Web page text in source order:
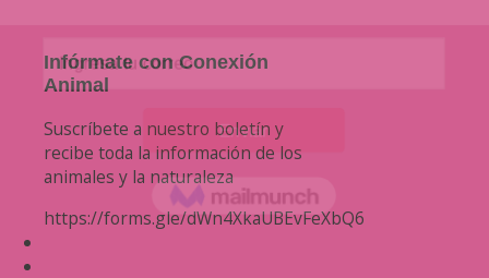
Infórmate con Conexión
Animal
Suscríbete a nuestro boletín y
recibe toda la información de los
animales y la naturaleza
https://forms.gle/dWn4XkaUBEvFeXbQ6